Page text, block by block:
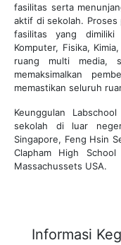
fasilitas serta
aktif di sekolah. Proses
fasilitas yang dimiliki
Komputer, Fisika,
ruang multi media,
memaksimalkan
memastikan seluruh
Keunggulan
sekolah di luar
Singapore, Feng Hsin
Clapham High
Massachussets USA.
Informasi